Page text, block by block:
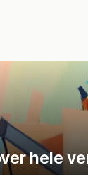
hele